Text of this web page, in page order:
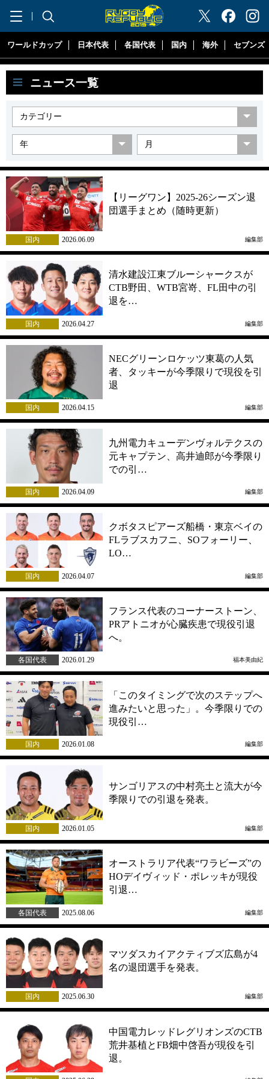
"ラグビーリパブリック"
ワールドカップ 日本代表 各国代表 国内 海外 セブンズ
ニュース一覧
【リーグワン】2025-26シーズン退
団選手まとめ（随時更新）
国内 2026.06.09 編集部
清水建設江東ブルーシャークスが
CTB野田、WTB宮嵜、FL田中の引
退を…
国内 2026.04.27 編集部
NECグリーンロケッツ東葛の人気
者、タッキーが今季限りで現役を引
退
国内 2026.04.15 編集部
九州電力キューデンヴォルテクスの
元キャプテン、高井迪郎が今季限り
での引…
国内 2026.04.09 編集部
クボタスピアーズ船橋・東京ベイの
FLラブスカフニ、SOフォーリー、
LO…
国内 2026.04.07 編集部
フランス代表のコーナーストーン、
PRアトニオが心臓疾患で現役引退
へ。
各国代表 2026.01.29 福本美由紀
「このタイミングで次のステップへ
進みたいと思った」。今季限りでの
現役引…
国内 2026.01.08 編集部
サンゴリアスの中村亮土と流大が今
季限りでの引退を発表。
国内 2026.01.05 編集部
オーストラリア代表“ワラビーズ”の
HOデイヴィッド・ポレッキが現役
引退…
各国代表 2025.08.06 編集部
マツダスカイアクティブズ広島が4
名の退団選手を発表。
国内 2025.06.30 編集部
中国電力レッドレグリオンズのCTB
荒井基植とFB畑中啓吾が現役を引
退。